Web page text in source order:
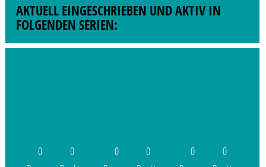
AKTUELL EINGESCHRIEBEN UND AKTIV IN
FOLGENDEN SERIEN:
0
0
0
0
0
0